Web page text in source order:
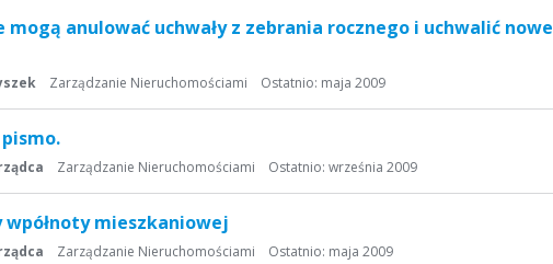
mogą anulować uchwały z zebrania rocznego i uchwalić nowe
Ostatnio: maja 2009
Zarządzanie Nieruchomościami
Ostatnio: września 2009
Zarządzanie Nieruchomościami
mieszkaniowej
Ostatnio: maja 2009
Zarządzanie Nieruchomościami